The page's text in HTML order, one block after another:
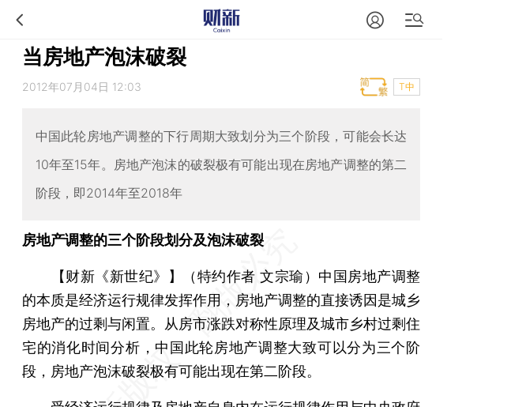
当房地产泡沫破裂
2012年07月04日 12:03 T中
中国此轮房地产调整的下行周期大致划分为三个阶段，可能会长达
10年至15年。房地产泡沫的破裂极有可能出现在房地产调整的第二
阶段，即2014年至2018年
房地产调整的三个阶段划分及泡沫破裂
【财新《新世纪》】（特约作者 文宗瑜） 中国房地产调整
的本质是经济运行规律发挥作用，房地产调整的直接诱因是城乡
房地产的过剩与闲置。从房市涨跌对称性原理及城市乡村过剩住
宅的消化时间分析，中国此轮房地产调整大致可以分为三个阶
段，房地产泡沫破裂极有可能出现在第二阶段。